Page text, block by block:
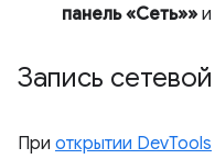
панель «Сеть»»
Запись
При открытии DevTools